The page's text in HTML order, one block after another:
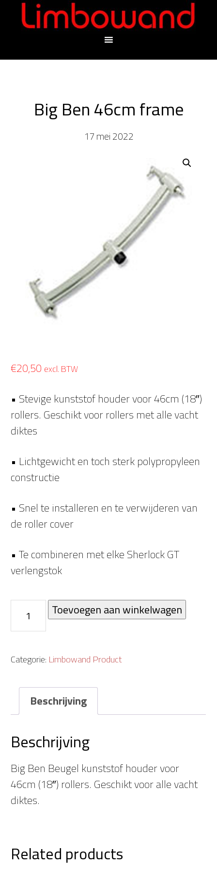
Big Ben 46cm frame
17 mei 2022
€20,50 excl. BTW
• Stevige kunststof houder voor 46cm (18″)
rollers. Geschikt voor rollers met alle vacht
diktes
• Lichtgewicht en toch sterk polypropyleen
constructie
• Snel te installeren en te verwijderen van
de roller cover
• Te combineren met elke Sherlock GT
verlengstok
frame
Toevoegen aan winkelwagen
Categorie: Limbowand Product
Beschrijving
Beschrijving
Big Ben Beugel kunststof houder voor
46cm (18″) rollers. Geschikt voor alle vacht
diktes.
Related products